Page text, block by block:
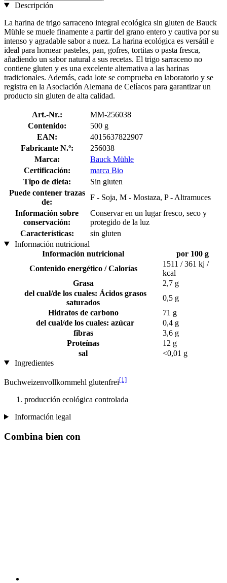
Descripción
La harina de trigo sarraceno integral ecológica sin gluten de Bauck
Mühle se muele finamente a partir del grano entero y cautiva por su
intenso y agradable sabor a nuez. La harina ecológica es versátil e
ideal para hornear pasteles, pan, gofres, tortitas o pasta fresca,
añadiendo un sabor natural a sus recetas. El trigo sarraceno no
contiene gluten y es una excelente alternativa a las harinas
tradicionales. Además, cada lote se comprueba en laboratorio y se
registra en la Asociación Alemana de Celíacos para garantizar un
producto sin gluten de alta calidad.
Art.-Nr.:
MM-256038
Contenido:
500 g
EAN:
4015637822907
Fabricante N.º:
256038
Marca:
Bauck Mühle
Certificación:
marca Bio
Tipo de dieta:
Sin gluten
Puede contener trazas
de:
F - Soja, M - Mostaza, P - Altramuces
Información sobre
conservación:
Conservar en un lugar fresco, seco y
protegido de la luz
Características:
sin gluten
Información nutricional
Información nutricional
por 100 g
Contenido energético / Calorías
1511 / 361 kj /
kcal
Grasa
2,7 g
del cual/de los cuales: Ácidos grasos
saturados
0,5 g
Hidratos de carbono
71 g
del cual/de los cuales: azúcar
0,4 g
fibras
3,6 g
Proteínas
12 g
sal
<0,01 g
Ingredientes
Buchweizenvollkornmehl glutenfrei[1]
producción ecológica controlada
Información legal
Combina bien con